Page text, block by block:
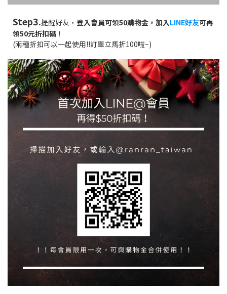
Step3.提醒好友， 登入會員可領50購物金，加入LINE好友可再
領50元折扣碼 ！
(兩種折扣可以一起使用!!訂單立馬折100啦~)